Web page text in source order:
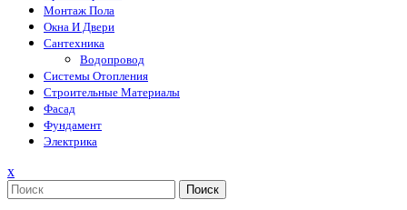
Монтаж Пола
Окна И Двери
Сантехника
Водопровод
Системы Отопления
Строительные Материалы
Фасад
Фундамент
Электрика
xЗакрыть
меню
Поиск